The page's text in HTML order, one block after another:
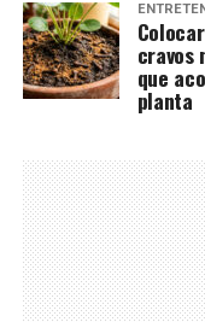
cravos
que
planta